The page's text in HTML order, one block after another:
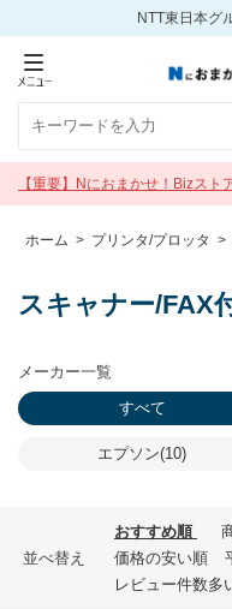
NTT東日本グ
【重要】Nにおまかせ！Bizス
年9月30日 17:00）
ホーム > プリンタ/プロッタ >
スキャナー/FAX
メーカー一覧
すべて
エプソン(10)
並べ替え
おすすめ順
価格の安い順
レビュー件数多